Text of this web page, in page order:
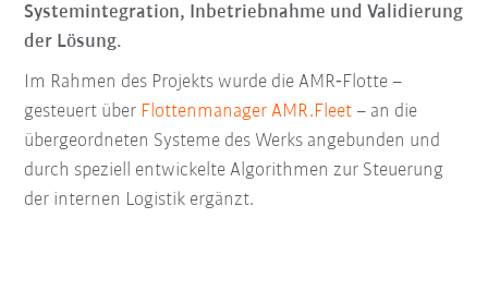
Systemintegration, Inbetriebnahme und Validierung
der Lösung.
Im Rahmen des Projekts wurde die AMR‑Flotte –
gesteuert über Flottenmanager AMR.Fleet – an die
übergeordneten Systeme des Werks angebunden und
durch speziell entwickelte Algorithmen zur Steuerung
der internen Logistik ergänzt.